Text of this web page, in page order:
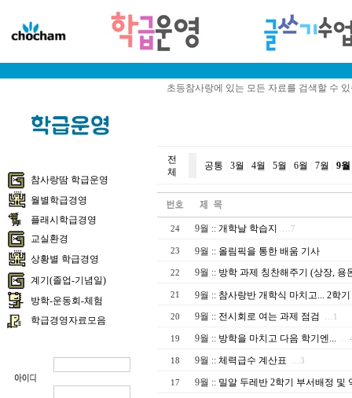
초등참사랑에 있는 모든 자료를 검색할 수
참사랑땀 학급운영
월별학급경영
플래시학급경영
교실환경
상황별 학급경영
계기(졸업-기념일)
방학-운동회-체험
학급경영자료모음
전
체
공통 3월 4월 5월 6월 7월 9월
24 9월 :: 개학날 학습지 …7
23 9월 :: 올림픽을 통한 배움 기사
22 9월 :: 방학 과제 칭찬해주기 (상장, 용
21 9월 :: 참사랑반 개학식 마치고... 2학기
20 9월 :: 전시회로 여는 과제 점검 …1
19 9월 :: 방학을 마치고 다음 학기엔...
18 9월 :: 체력급수 계산표 …3
17 9월 :: 밀알 두레반 2학기 부서배정 및